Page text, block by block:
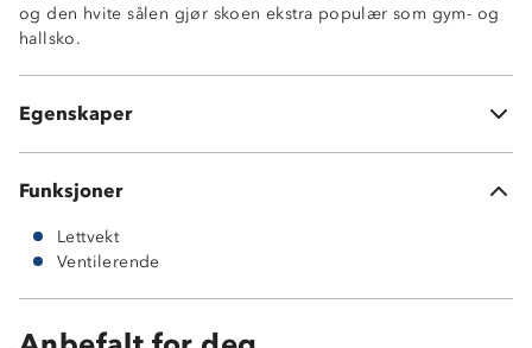
og den hvite sålen gjør skoen ekstra populær som gym- og
hallsko.
Egenskaper
Lett
Luftig
Uttakbar innersåle
Funksjoner
Lettvekt
Ventilerende